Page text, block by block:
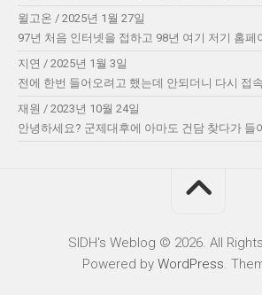
윌고온 / 2025년 1월 27일
97년 처음 인터넷을 접하고 98년 여기 저기 홈페
지연 / 2025년 1월 3일
전에 한번 들어오려고 했는데 안되더니 다시 접속
재원 / 2023년 10월 24일
안녕하세요? 군제대후에 아마도 건담 찾다가 들
SIDH′s Weblog © 2026. All
Powered by WordPress .